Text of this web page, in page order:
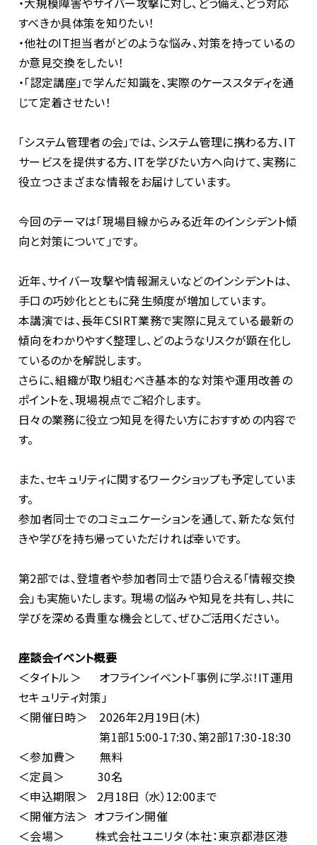
すべきか具体策を知りたい！
・他社のIT担当者がどのような悩み、対策を持っているの
か意見交換をしたい！
・「認定講座」で学んだ知識を、実際のケーススタディを通
じて定着させたい！
「システム管理者の会」では、システム管理に携わる方、IT
サービスを提供する方、ITを学びたい方へ向けて、実務に
役立つさまざまな情報をお届けしています。
今回のテーマは「現場目線からみる近年のインシデント傾
向と対策について」です。
近年、サイバー攻撃や情報漏えいなどのインシデントは、
手口の巧妙化とともに発生頻度が増加しています。
本講演では、長年CSIRT業務で実際に見えている最新の
傾向をわかりやすく整理し、どのようなリスクが顕在化し
ているのかを解説します。
さらに、組織が取り組むべき基本的な対策や運用改善の
ポイントを、現場視点でご紹介します。
日々の業務に役立つ知見を得たい方におすすめの内容で
す。
また、セキュリティに関するワークショップも予定していま
す。
参加者同士でのコミュニケーションを通して、新たな気付
きや学びを持ち帰っていただければ幸いです。
第2部では、登壇者や参加者同士で語り合える「情報交換
会」も実施いたします。 現場の悩みや知見を共有し、共に
学びを深める貴重な機会として、ぜひご活用ください。
座談会イベント概要
＜タイトル＞ オフラインイベント「事例に学ぶ！IT運用
セキュリティ対策」
＜開催日時＞ 2026年2月19日(木)
第1部15:00-17:30、第2部17:30-18:30
＜参加費＞ 無料
＜定員＞ 30名
＜申込期限＞ 2月18日 （水）12:00まで
＜開催方法＞ オフライン開催
＜会場＞ 株式会社ユニリタ（本社：東京都港区港